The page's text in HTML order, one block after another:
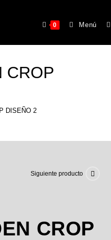
0 Menú
CROP
DISEÑO 2
Siguiente producto
CROP